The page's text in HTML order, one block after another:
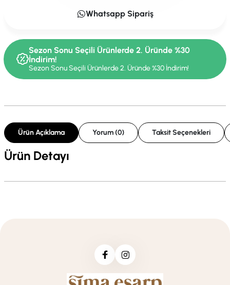
Whatsapp Sipariş
Sezon Sonu Seçili Ürünlerde 2. Üründe %30
İndirim!
Sezon Sonu Seçili Ürünlerde 2. Üründe %30 İndirim!
Ürün Açıklama Yorum (0) Taksit Seçenekleri
Ürün Detayı